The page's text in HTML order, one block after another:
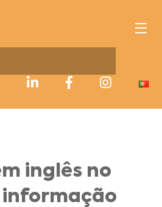
inglês no
informação